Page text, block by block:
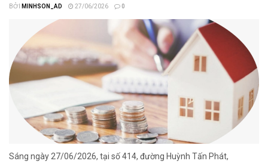
BỞI MINHSON_AD 27/06/2026 0
Sáng ngày 27/06/2026, tại số 414, đường Huỳnh Tấn Phát,